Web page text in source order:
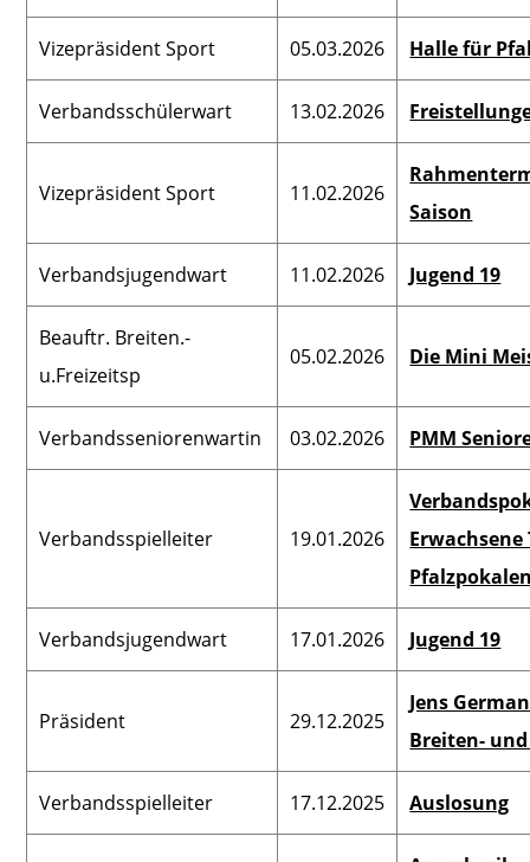
Vizepräsident Sport 05.03.2026 Halle für
Verbandsschülerwart 13.02.2026
Vizepräsident Sport 11.02.2026
Saison
Verbandsjugendwart 11.02.2026 Jugend 19
Beauftr. Breiten.-
u.Freizeitsp
05.02.2026 Die Mini
Verbandsseniorenwartin 03.02.2026 PMM
Verbandsspielleiter 19.01.2026
Verbandsjugendwart 17.01.2026 Jugend 19
Präsident 29.12.2025
Jens
Breiten-
Verbandsspielleiter 17.12.2025 Auslosung